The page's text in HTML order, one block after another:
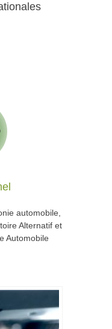
automobile,
Alternatif et
Automobile